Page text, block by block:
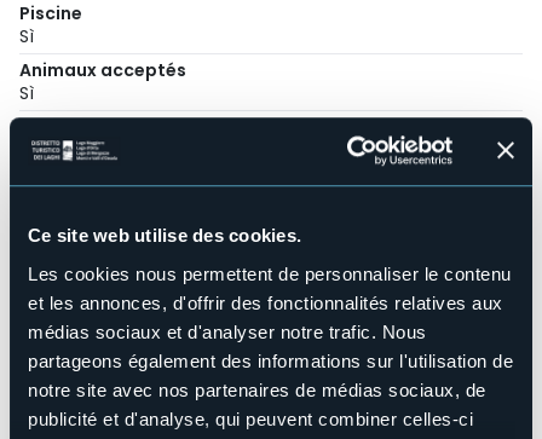
Ce site web utilise des cookies.
Les cookies nous permettent de personnaliser le contenu
et les annonces, d'offrir des fonctionnalités relatives aux
médias sociaux et d'analyser notre trafic. Nous
partageons également des informations sur l'utilisation de
notre site avec nos partenaires de médias sociaux, de
publicité et d'analyse, qui peuvent combiner celles-ci
Piscine
Sì
Animaux acceptés
Sì
Nombres de lits
E-mail
info@resortanticoverbano.com
Téléphone
+39 393 9742725
Codice CIR
003095-CIM-00001